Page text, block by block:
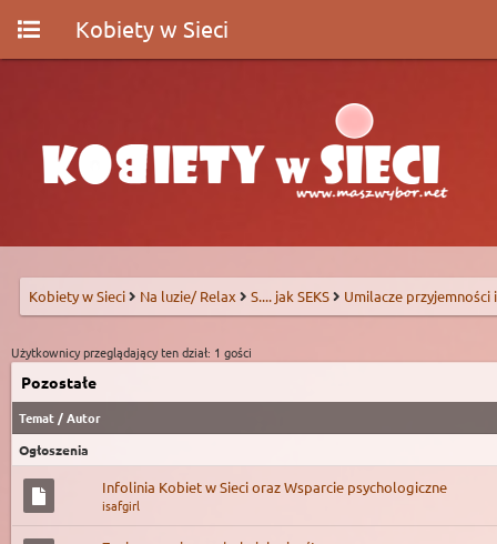
Kobiety w Sieci
Kobiety w Sieci Na luzie/ Relax S.... jak SEKS Umilacze
Użytkownicy przeglądający ten dział: 1 gości
Pozostałe
Temat /Autor
Ogłoszenia
Infolinia Kobiet w Sieci oraz Wsparcie psychologiczne
isafgirl